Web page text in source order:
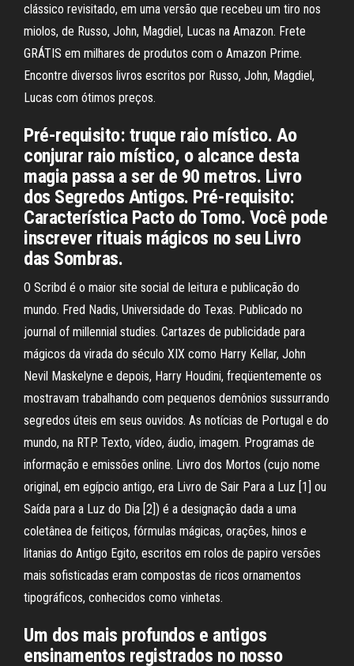
clássico revisitado, em uma versão que recebeu um tiro nos
miolos, de Russo, John, Magdiel, Lucas na Amazon. Frete
GRÁTIS em milhares de produtos com o Amazon Prime.
Encontre diversos livros escritos por Russo, John, Magdiel,
Lucas com ótimos preços.
Pré-requisito: truque raio místico. Ao
conjurar raio místico, o alcance desta
magia passa a ser de 90 metros. Livro
dos Segredos Antigos. Pré-requisito:
Característica Pacto do Tomo. Você pode
inscrever rituais mágicos no seu Livro
das Sombras.
O Scribd é o maior site social de leitura e publicação do
mundo. Fred Nadis, Universidade do Texas. Publicado no
journal of millennial studies. Cartazes de publicidade para
mágicos da virada do século XIX como Harry Kellar, John
Nevil Maskelyne e depois, Harry Houdini, freqüentemente os
mostravam trabalhando com pequenos demônios sussurrando
segredos úteis em seus ouvidos. As notícias de Portugal e do
mundo, na RTP. Texto, vídeo, áudio, imagem. Programas de
informação e emissões online. Livro dos Mortos (cujo nome
original, em egípcio antigo, era Livro de Sair Para a Luz [1] ou
Saída para a Luz do Dia [2]) é a designação dada a uma
coletânea de feitiços, fórmulas mágicas, orações, hinos e
litanias do Antigo Egito, escritos em rolos de papiro versões
mais sofisticadas eram compostas de ricos ornamentos
tipográficos, conhecidos como vinhetas.
Um dos mais profundos e antigos
ensinamentos registrados no nosso